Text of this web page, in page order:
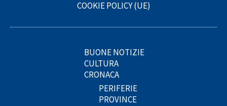
COOKIE POLICY (UE)
BUONE NOTIZIE
CULTURA
CRONACA
PERIFERIE
PROVINCE